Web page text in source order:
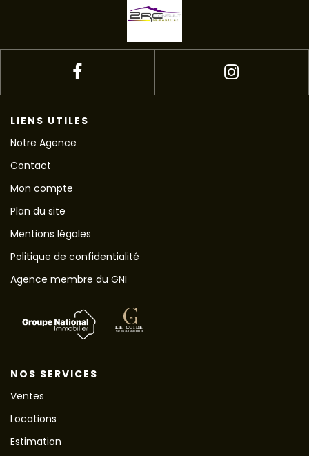
LIENS UTILES
Notre Agence
Contact
Mon compte
Plan du site
Mentions légales
Politique de confidentialité
Agence membre du GNI
NOS SERVICES
Ventes
Locations
Estimation